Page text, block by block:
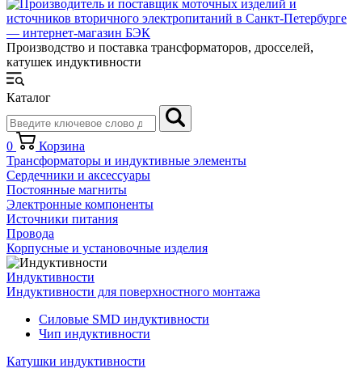
Производство и поставка трансформаторов, дросселей,
катушек индуктивности
Каталог
0
Корзина
Трансформаторы и индуктивные элементы
Сердечники и аксессуары
Постоянные магниты
Электронные компоненты
Источники питания
Провода
Корпусные и установочные изделия
Индуктивности
Индуктивности для поверхностного монтажа
Силовые SMD индуктивности
Чип индуктивности
Катушки индуктивности